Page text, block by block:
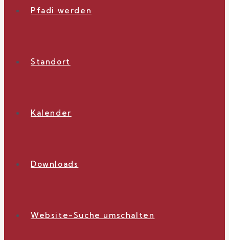
Pfadi werden
Standort
Kalender
Downloads
Website-Suche umschalten